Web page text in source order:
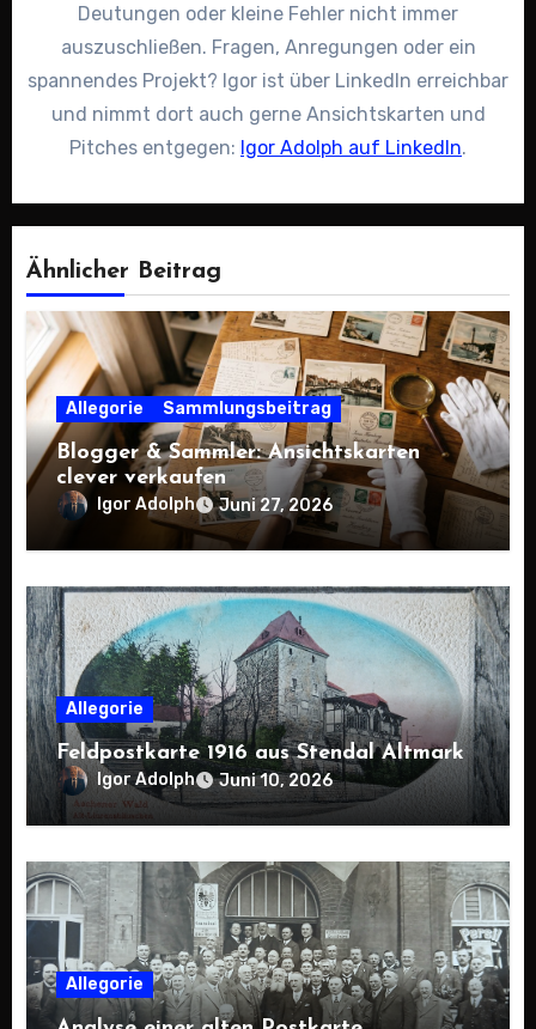
Deutungen oder kleine Fehler nicht immer
auszuschließen. Fragen, Anregungen oder ein
spannendes Projekt? Igor ist über LinkedIn erreichbar
und nimmt dort auch gerne Ansichtskarten und
Pitches entgegen: Igor Adolph auf LinkedIn.
Ähnlicher Beitrag
Allegorie Sammlungsbeitrag
Blogger & Sammler: Ansichtskarten
clever verkaufen
Igor Adolph Juni 27, 2026
Allegorie
Feldpostkarte 1916 aus Stendal Altmark
Igor Adolph Juni 10, 2026
Allegorie